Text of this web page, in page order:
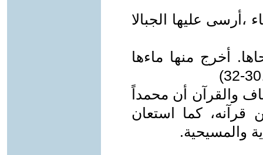
،أرسى عليها الجبالا
أخرج منها ماءها
والقرآن أن محمداً
كما استعان
والمسيحية.